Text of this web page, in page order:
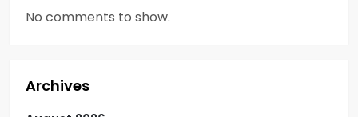
No comments to show.
Archives